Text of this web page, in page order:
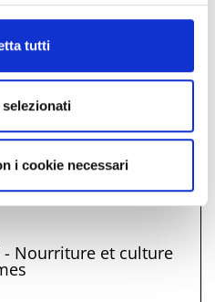
dati clicca qui:
tutti
i cookie necessari
itinérant
du livre
apéro
Nourriture et culture